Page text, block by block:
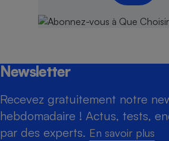
Newsletter
Recevez gratuitement notre
hebdomadaire ! Actus, tests,
par des experts. En savoir plus